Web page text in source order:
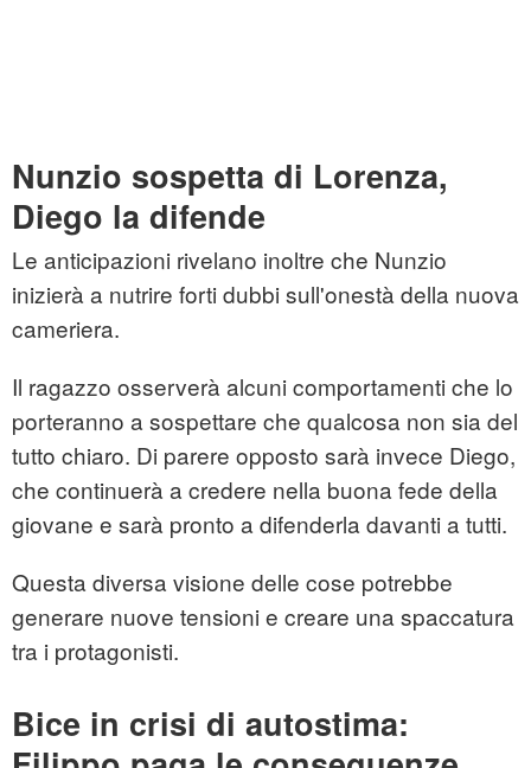
Nunzio sospetta di Lorenza,
Diego la difende
Le anticipazioni rivelano inoltre che Nunzio
inizierà a nutrire forti dubbi sull'onestà della nuova
cameriera.
Il ragazzo osserverà alcuni comportamenti che lo
porteranno a sospettare che qualcosa non sia del
tutto chiaro. Di parere opposto sarà invece Diego,
che continuerà a credere nella buona fede della
giovane e sarà pronto a difenderla davanti a tutti.
Questa diversa visione delle cose potrebbe
generare nuove tensioni e creare una spaccatura
tra i protagonisti.
Bice in crisi di autostima: